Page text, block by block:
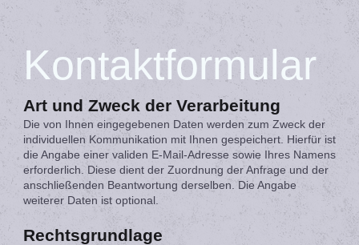
Kontaktformular
Art und Zweck der Verarbeitung
Die von Ihnen eingegebenen Daten werden zum Zweck der
individuellen Kommunikation mit Ihnen gespeichert. Hierfür ist
die Angabe einer validen E-Mail-Adresse sowie Ihres Namens
erforderlich. Diese dient der Zuordnung der Anfrage und der
anschließenden Beantwortung derselben. Die Angabe
weiterer Daten ist optional.
Rechtsgrundlage